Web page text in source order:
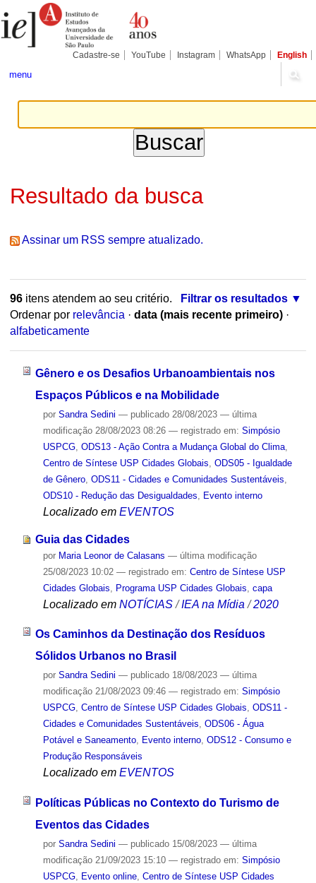
para
conteúdo.
Pessoais
Cadastre-se YouTube Instagram WhatsApp English
menu
Resultado da busca
Assinar um RSS sempre atualizado.
96itens atendem ao seu critério.
Filtrar os resultados
Ordenar por relevância · data (mais recente primeiro) ·
alfabeticamente
Gênero e os Desafios Urbanoambientais nos
Espaços Públicos e na Mobilidade
por Sandra Sedini — publicado28/08/2023 — última
modificação28/08/2023 08:26 — registrado em: Simpósio
USPCG, ODS13 - Ação Contra a Mudança Global do Clima,
Centro de Síntese USP Cidades Globais ODS05 - Igualdade
de Gênero, ODS11 - Cidades e Comunidades Sustentáveis
ODS10 - Redução das Desigualdades
Evento interno
Localizado em EVENTOS
Guia das Cidades
por Maria Leonor de Calasans — última modificação
25/08/2023 10:02 — registrado em: Centro de Síntese USP
Cidades Globais
Programa USP Cidades Globais capa
Localizado em NOTÍCIAS /IEA na Mídia /2020
Os Caminhos da Destinação dos Resíduos
Sólidos Urbanos no Brasil
por Sandra Sedini — publicado18/08/2023 — última
modificação21/08/2023 09:46 — registrado em: Simpósio
USPCG, Centro de Síntese USP Cidades Globais, ODS11 -
Cidades e Comunidades Sustentáveis, ODS06 - Água
Potável e Saneamento, Evento interno, ODS12 - Consumo e
Produção Responsáveis
Localizado em EVENTOS
Políticas Públicas no Contexto do Turismo de
Eventos das Cidades
por Sandra Sedini — publicado15/08/2023 — última
modificação21/09/2023 15:10 — registrado em: Simpósio
USPCG, Evento online, Centro de Síntese USP Cidades